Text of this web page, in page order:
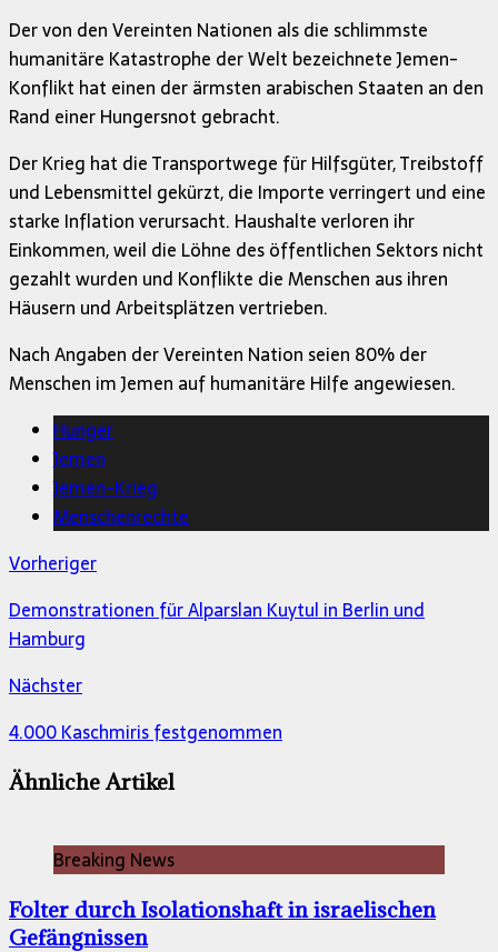
Der von den Vereinten Nationen als die schlimmste
humanitäre Katastrophe der Welt bezeichnete Jemen-
Konflikt hat einen der ärmsten arabischen Staaten an den
Rand einer Hungersnot gebracht.
Der Krieg hat die Transportwege für Hilfsgüter, Treibstoff
und Lebensmittel gekürzt, die Importe verringert und eine
starke Inflation verursacht. Haushalte verloren ihr
Einkommen, weil die Löhne des öffentlichen Sektors nicht
gezahlt wurden und Konflikte die Menschen aus ihren
Häusern und Arbeitsplätzen vertrieben.
Nach Angaben der Vereinten Nation seien 80% der
Menschen im Jemen auf humanitäre Hilfe angewiesen.
Hunger
Jemen
Jemen-Krieg
Menschenrechte
Vorheriger
Demonstrationen für Alparslan Kuytul in Berlin und
Hamburg
Nächster
4.000 Kaschmiris festgenommen
Ähnliche Artikel
Breaking News
Folter durch Isolationshaft in israelischen
Gefängnissen